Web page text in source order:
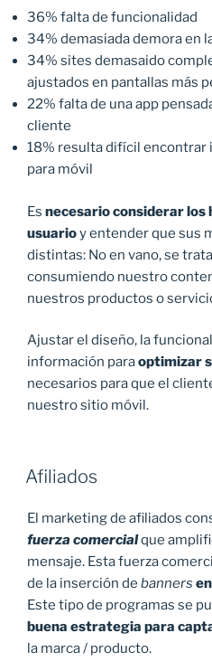
36% falta de funcionalidad
34% demasiada demora en
34% sites demasaido
ajustados en pantallas más
22% falta de una app
cliente
18% resulta difícil encontrar
para móvil
Es necesario considerar los
usuarioy entender que sus
distintas: No en vano, se
consumiendo nuestro
nuestros productos o
Ajustar el diseño, la
información paraoptimizar
necesarios para que el
nuestro sitio móvil.
Afiliados
El marketing de afiliados
fuerza comercialque
mensaje. Esta fuerza
de la inserción de banners
Este tipo de programas se
buena estrategia para
la marca / producto.